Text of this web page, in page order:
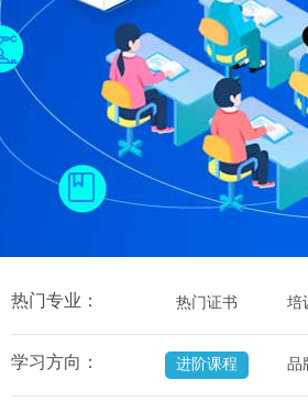
组织机构
工业机器人系统
工业机器人系统
考核题库
热门专业： 热门证书 培
学习方向： 进阶课程 品